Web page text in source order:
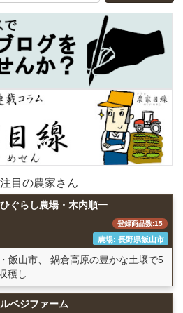
目の農家さん
ぐらし農場・木内順一
登録商品数:15
農場: 長野県飯山市
飯山市、 鍋倉高原の豊かな土壌で5
穫し...
ベジファーム